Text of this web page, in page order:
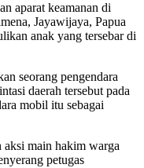
aparat keamanan di
Jayawijaya, Papua
anak yang tersebar di
seorang pengendara
daerah tersebut pada
mobil itu sebagai
aksi main hakim warga
petugas